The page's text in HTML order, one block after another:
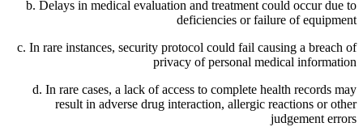
b. Delays in medical evaluation and treatment could occur due to
deficiencies or failure of equipment
c. In rare instances, security protocol could fail causing a breach of
privacy of personal medical information
d. In rare cases, a lack of access to complete health records may
result in adverse drug interaction, allergic reactions or other
judgement errors